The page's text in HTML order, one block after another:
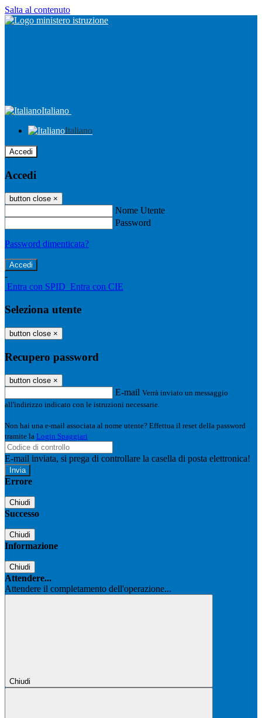
Salta al contenuto
Italiano
Italiano
Accedi
Accedi
button close ×
Nome Utente
Password
Password dimenticata?
-
Entra con SPID Entra con CIE
Seleziona utente
button close ×
Recupero password
button close ×
E-mail Verrà inviato un messaggio
all'indirizzo indicato con le istruzioni necessarie.
Non hai una e-mail associata al nome utente? Effettua il reset della password
tramite la Login Spaggiari
E-mail inviata, si prega di controllare la casella di posta elettronica!
Errore
Chiudi
Successo
Chiudi
Informazione
Chiudi
Attendere...
Attendere il completamento dell'operazione...
Chiudi